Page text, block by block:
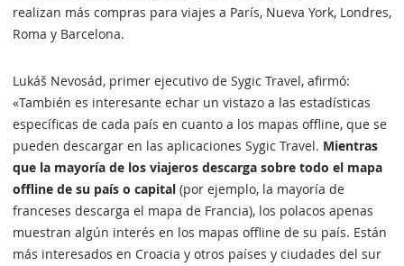
realizan más compras para viajes a París, Nueva York, Londres,
Roma y Barcelona.
Lukáš Nevosád, primer ejecutivo de Sygic Travel, afirmó:
«También es interesante echar un vistazo a las estadísticas
específicas de cada país en cuanto a los mapas offline, que se
pueden descargar en las aplicaciones Sygic Travel. Mientras
que la mayoría de los viajeros descarga sobre todo el mapa
offline de su país o capital (por ejemplo, la mayoría de
franceses descarga el mapa de Francia), los polacos apenas
muestran algún interés en los mapas offline de su país. Están
más interesados en Croacia y otros países y ciudades del sur